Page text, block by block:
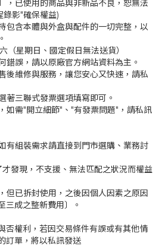
，已使用的商品與非新品不良，恕無法
錄影"確保權益)
包含本體與外盒與配件的一切完整，以
（星期日、國定假日無法送貨）
錯誤，請以原廠官方網站資料為主。
後維修與服務，讓您安心又快速，請私
著三聯式發票選項填寫即可。
如需"開立細節"、"有發票問題"，請私訊
有組裝需求請直接到門市選購、業務討
發現，不支援、無法匹配之狀況而權益
但已拆封使用，之後因個人因素之原因
三成之整新費用〕。
否權利，若因交易條件有誤或有其他情
訂單，將以私訊發送